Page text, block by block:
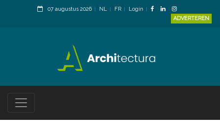
07 augustus 2026 NL FR
Login
ADVERTEREN